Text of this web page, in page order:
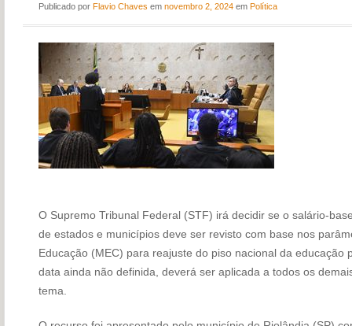
Publicado por Flavio Chaves em novembro 2, 2024em Política
O Supremo Tribunal Federal (STF) irá decidir se o salário-
de estados e municípios deve ser revisto com base nos
Educação (MEC) para reajuste do piso nacional da educação
data ainda não definida, deverá ser aplicada a todos os
tema.